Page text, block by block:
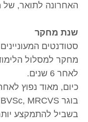
האחרונה לתואר, של מינימום
שנת מחקר
סטודנטים
מחקר למסלול
לאחר 6 שנים.
כיום, מאוד נפוץ
בשביל להתמקצע